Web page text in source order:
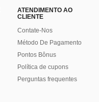
ATENDIMENTO AO
CLIENTE
Contate-Nos
Método De Pagamento
Pontos Bônus
Política de cupons
Perguntas frequentes